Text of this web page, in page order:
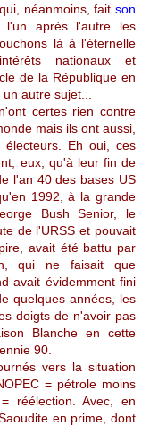
néanmoins, fait son
l'un après l'autre les
là à l'éternelle
nationaux et
de la République en
autre sujet...
certes rien contre
mais ils ont aussi,
électeurs. Eh oui, ces
eux, qu'à leur fin de
l'an 40 des bases US
1992, à la grande
Bush Senior, le
de l'URSS et pouvait
avait été battu par
qui ne faisait que
avait évidemment fini
quelques années, les
doigts de n'avoir pas
Blanche en cette
90.
vers la situation
= pétrole moins
réélection. Avec, en
en prime, dont